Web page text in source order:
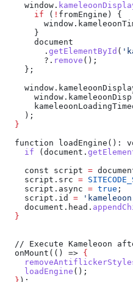
    window
.
      if
( ! fromEngine ) {
        window
.
      }
      document
        .
getElementById (
        ?.
remove ();
    };
    window
.
      window
.
    );
  }
function loadEngine():
    if
( document .
    const
script =
    script
. src =
    script
. async = true ;
    script
. id =
    document
. head .
  }
// Execute Kameleoon
  onMount(() =>
{
    loadEngine
();